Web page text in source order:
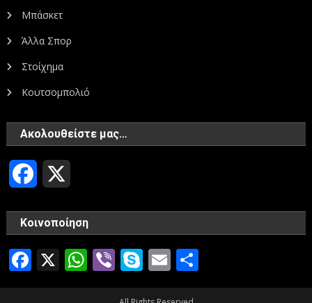
Μπάσκετ
Άλλα Σπορ
Στοίχημα
Κουτσομπολιό
Ακολουθείστε μας…
Facebook
Κοινοποίηση
Facebook
X WhatsApp
ViberSkype
Email